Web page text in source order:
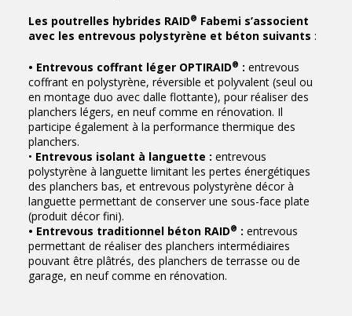
Les poutrelles hybrides RAID® Fabemi s’associent
avec les entrevous polystyrène et béton suivants :
• Entrevous coffrant léger OPTIRAID® : entrevous
coffrant en polystyrène, réversible et polyvalent (seul ou
en montage duo avec dalle flottante), pour réaliser des
planchers légers, en neuf comme en rénovation. Il
participe également à la performance thermique des
planchers.
• Entrevous isolant à languette : entrevous
polystyrène à languette limitant les pertes énergétiques
des planchers bas, et entrevous polystyrène décor à
languette permettant de conserver une sous-face plate
(produit décor fini).
• Entrevous traditionnel béton RAID® : entrevous
permettant de réaliser des planchers intermédiaires
pouvant être plâtrés, des planchers de terrasse ou de
garage, en neuf comme en rénovation.